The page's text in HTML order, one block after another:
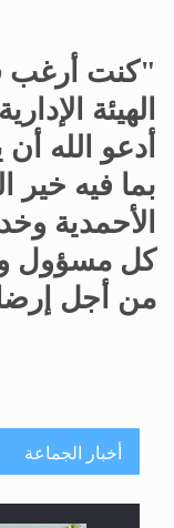
"كنت أرغب
الهيئة
أدعو الله
بما فيه خير
الأحمدية
كل مسؤول
من أجل
أخبار الجماعة